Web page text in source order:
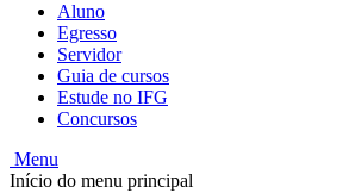
Aluno
Egresso
Servidor
Guia de cursos
Estude no IFG
Concursos
Menu
Início do menu principal